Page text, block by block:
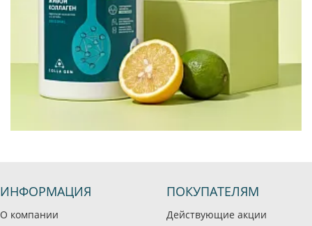
ИНФОРМАЦИЯ
О компании
ПОКУПАТЕЛЯМ
Действующие акции